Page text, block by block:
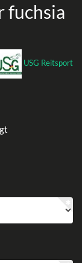
fuchsia
USG Reitsport